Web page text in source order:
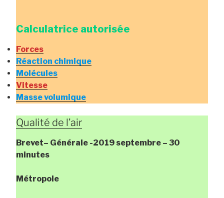
Calculatrice autorisée
Forces
Réaction chimique
Molécules
Vitesse
Masse volumique
Qualité de l’air
Brevet– Générale -2019 septembre – 30
minutes
Métropole